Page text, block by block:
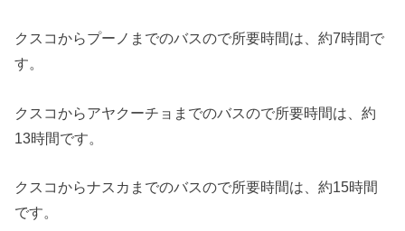
クスコからプーノまでのバスので所要時間は、約7時間で
す。
クスコからアヤクーチョまでのバスので所要時間は、約
13時間です。
クスコからナスカまでのバスので所要時間は、約15時間
です。